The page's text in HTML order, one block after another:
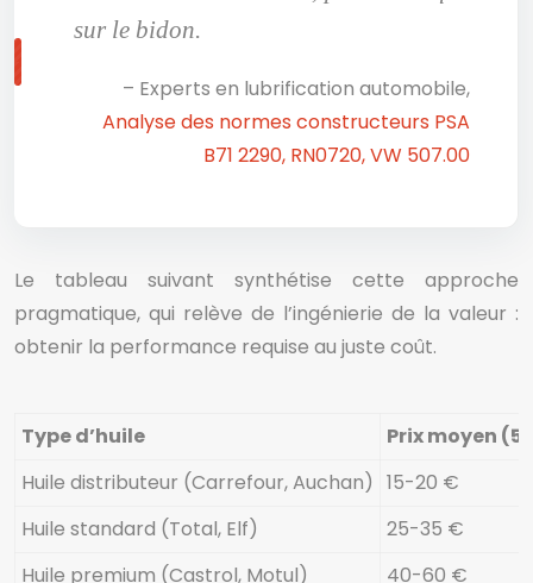
sur le bidon.
– Experts en lubrification automobile,
Analyse des normes constructeurs PSA
B71 2290, RN0720, VW 507.00
Le tableau suivant synthétise cette approche
pragmatique, qui relève de l’ingénierie de la valeur :
obtenir la performance requise au juste coût.
Type d’huile
Prix moyen
Huile distributeur (Carrefour, Auchan) 15-20 €
Huile standard (Total, Elf)
25-35 €
Huile premium (Castrol, Motul)
40-60 €